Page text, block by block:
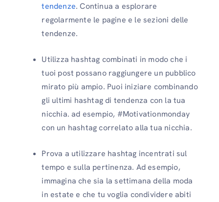
tendenze. Continua a esplorare
regolarmente le pagine e le sezioni delle
tendenze.
Utilizza hashtag combinati in modo che i
tuoi post possano raggiungere un pubblico
mirato più ampio. Puoi iniziare combinando
gli ultimi hashtag di tendenza con la tua
nicchia. ad esempio, #Motivationmonday
con un hashtag correlato alla tua nicchia.
Prova a utilizzare hashtag incentrati sul
tempo e sulla pertinenza. Ad esempio,
immagina che sia la settimana della moda
in estate e che tu voglia condividere abiti